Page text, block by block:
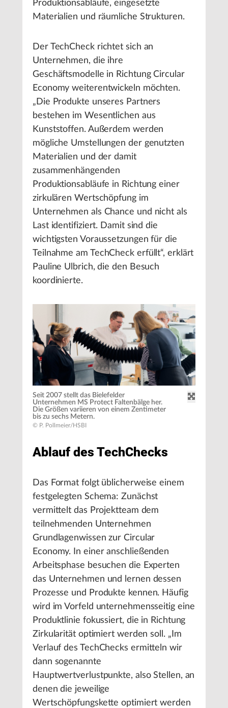
Produktionsabläufe, eingesetzte
Materialien und räumliche Strukturen.
Der TechCheck richtet sich an
Unternehmen, die ihre
Geschäftsmodelle in Richtung Circular
Economy weiterentwickeln möchten.
„Die Produkte unseres Partners
bestehen im Wesentlichen aus
Kunststoffen. Außerdem werden
mögliche Umstellungen der genutzten
Materialien und der damit
zusammenhängenden
Produktionsabläufe in Richtung einer
zirkulären Wertschöpfung im
Unternehmen als Chance und nicht als
Last identifiziert. Damit sind die
wichtigsten Voraussetzungen für die
Teilnahme am TechCheck erfüllt“, erklärt
Pauline Ulbrich, die den Besuch
koordinierte.
Seit 2007 stellt das Bielefelder
Unternehmen MS Protect Faltenbälge her.
Die Größen variieren von einem Zentimeter
bis zu sechs Metern.
© P. Pollmeier/HSBI
Ablauf des TechChecks
Das Format folgt üblicherweise einem
festgelegten Schema: Zunächst
vermittelt das Projektteam dem
teilnehmenden Unternehmen
Grundlagenwissen zur Circular
Economy. In einer anschließenden
Arbeitsphase besuchen die Experten
das Unternehmen und lernen dessen
Prozesse und Produkte kennen. Häufig
wird im Vorfeld unternehmensseitig eine
Produktlinie fokussiert, die in Richtung
Zirkularität optimiert werden soll. „Im
Verlauf des TechChecks ermitteln wir
dann sogenannte
Hauptwertverlustpunkte, also Stellen, an
denen die jeweilige
Wertschöpfungskette optimiert werden